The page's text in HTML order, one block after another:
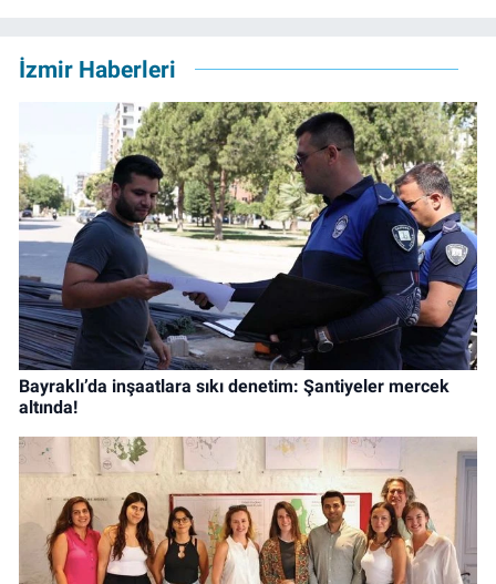
İzmir Haberleri
Bayraklı’da inşaatlara sıkı denetim: Şantiyeler mercek
altında!